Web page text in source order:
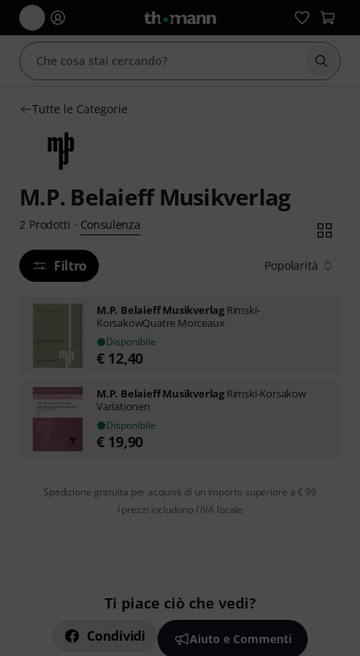
Tutte le Categorie
M.P. Belaieff Musikverlag
2 Prodotti · Consulenza
Filtro Popolarità
M.P. Belaieff Musikverlag Rimski-
KorsakowQuatre Morceaux
Disponibile
€ 12,40
M.P. Belaieff Musikverlag Rimski-Korsakow
Variationen
Disponibile
€ 19,90
Spedizione gratuita per acquisti di un importo superiore a € 99
I prezzi includono l'IVA locale
Ti piace ciò che vedi?
Condividi Aiuto e Commenti